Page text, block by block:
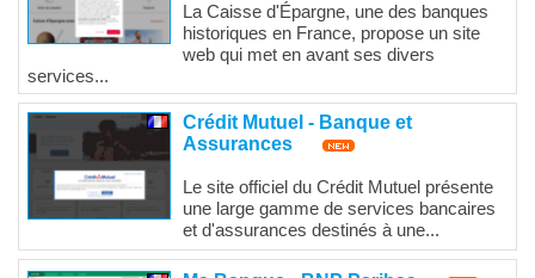
La Caisse d'Épargne, une des banques
historiques en France, propose un site
web qui met en avant ses divers
services...
Crédit Mutuel - Banque et
Assurances
Le site officiel du Crédit Mutuel présente
une large gamme de services bancaires
et d'assurances destinés à une...